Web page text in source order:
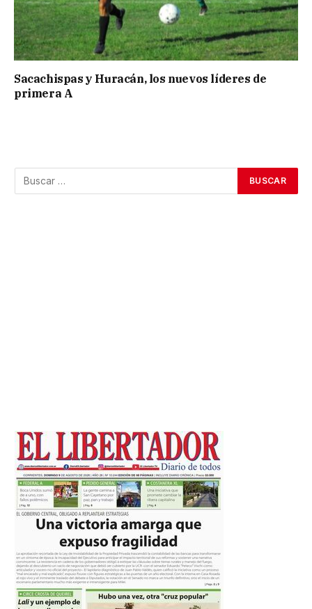
Sacachispas y Huracán, los nuevos líderes de
primera A